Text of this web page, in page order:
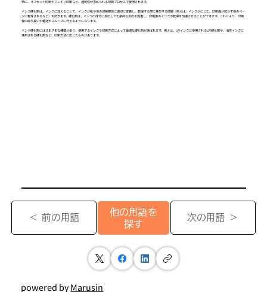
特に、オフセット印刷やフレキソ印刷など、速乾性が求められる印刷プロセスで使用されます。
インク硬化剤は、インクに加えることで、インクが紙や他の印刷媒体に適切に定着し、乾燥する際に発生する問題（例えば、インクがにじむ、印刷面が乾かず他のペー
ジに転写されるなど）を防ぎます。硬化剤は、インクの成分に反応して化学的な反応を促進し、印刷後のインクの乾燥を加速させることができます。これにより、印刷
後の取り扱いや輸送がスムーズに行えるようになります。
インク硬化剤にはさまざまな種類があり、使用するインクや印刷方式によって最適な硬化剤が選ばれます。例えば、UVインクに使用されるUV硬化剤や、油性インクに
使用される硬化剤など、印刷方法に応じたものがあります。
＜ 前の用語
他の用語を
探す
次の用語 ＞
powered byMarusin